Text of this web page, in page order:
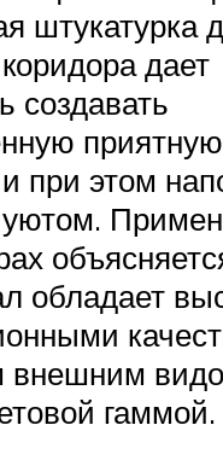
штукатурка
дает
создавать
приятную
при этом
обладает
внешним
гаммой.